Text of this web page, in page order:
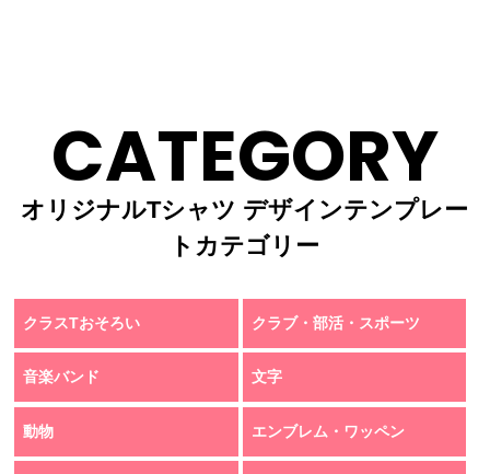
CATEGORY
オリジナルTシャツ デザインテンプレー
トカテゴリー
クラスTおそろい クラブ・部活・スポーツ
音楽バンド 文字
動物 エンブレム・ワッペン